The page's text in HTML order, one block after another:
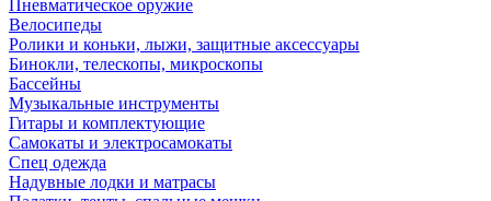
Пневматическое оружие
Велосипеды
Ролики и коньки, лыжи, защитные аксессуары
Бинокли, телескопы, микроскопы
Бассейны
Музыкальные инструменты
Гитары и комплектующие
Самокаты и электросамокаты
Спец одежда
Надувные лодки и матрасы